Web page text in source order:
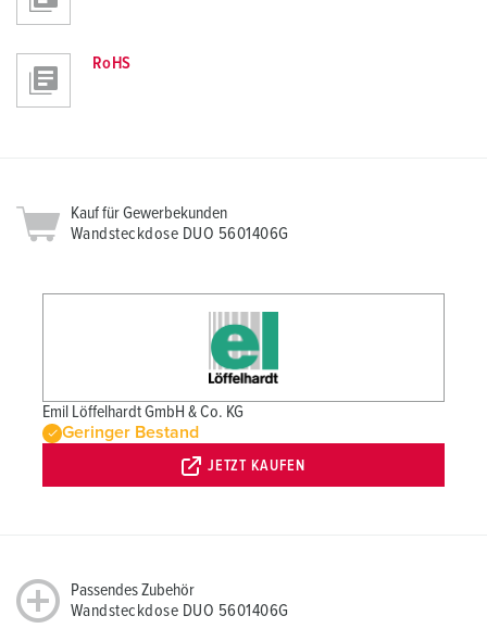
RoHS
Kauf für Gewerbekunden
Wandsteckdose DUO 5601406G
Emil Löffelhardt GmbH & Co. KG
Geringer Bestand
JETZT KAUFEN
Passendes Zubehör
Wandsteckdose DUO 5601406G